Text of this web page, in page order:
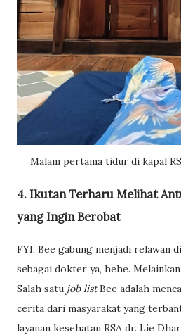
Malam pertama tidur di kapal
4. Ikutan Terharu Melihat
yang Ingin Berobat
FYI, Bee gabung menjadi relawan
sebagai dokter ya, hehe.
Salah satu job listBee adalah
cerita dari masyarakat yang
layanan kesehatan RSA dr. Lie